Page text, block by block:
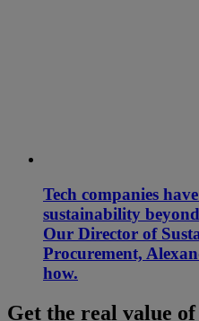
Tech companies
sustainability
Our Director of
Procurement,
how.
Get the real value